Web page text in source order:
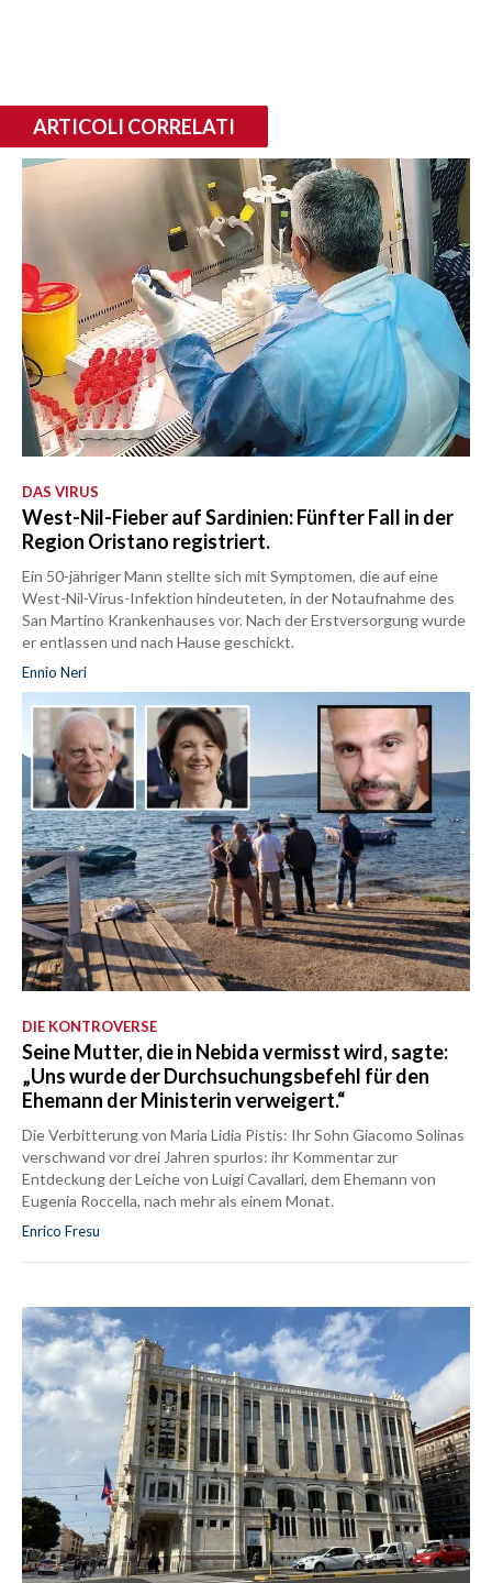
ARTICOLI CORRELATI
DAS VIRUS
West-Nil-Fieber auf Sardinien: Fünfter Fall in der
Region Oristano registriert.
Ein 50-jähriger Mann stellte sich mit Symptomen, die auf eine
West-Nil-Virus-Infektion hindeuteten, in der Notaufnahme des
San Martino Krankenhauses vor. Nach der Erstversorgung wurde
er entlassen und nach Hause geschickt.
Ennio Neri
DIE KONTROVERSE
Seine Mutter, die in Nebida vermisst wird, sagte:
„Uns wurde der Durchsuchungsbefehl für den
Ehemann der Ministerin verweigert.“
Die Verbitterung von Maria Lidia Pistis: Ihr Sohn Giacomo Solinas
verschwand vor drei Jahren spurlos: ihr Kommentar zur
Entdeckung der Leiche von Luigi Cavallari, dem Ehemann von
Eugenia Roccella, nach mehr als einem Monat.
Enrico Fresu